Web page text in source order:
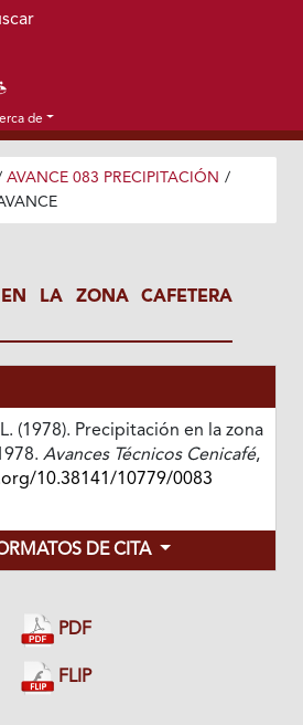
principal
de
AVANCE 083 PRECIPITACIÓN /
EN LA ZONA CAFETERA
(1978). Precipitación en la zona
Avances Técnicos Cenicafé,
10.38141/10779/0083
DE CITA
PDF
FLIP